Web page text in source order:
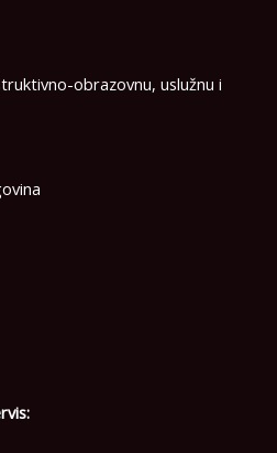
obrazovnu, uslužnu i